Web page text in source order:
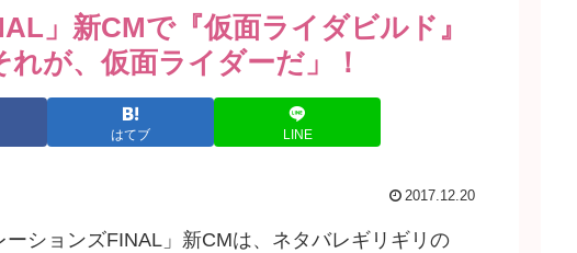
」新CMで『仮面ライダビルド』
が、仮面ライダーだ」！
はてブ LINE
2017.12.20
ションズFINAL」新CMは、ネタバレギリギリの